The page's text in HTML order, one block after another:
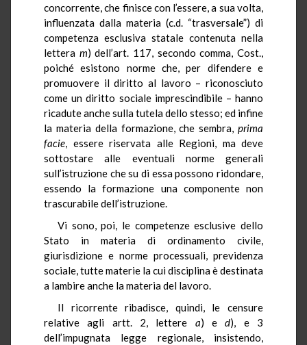
concorrente, che finisce con l’essere, a sua volta,
influenzata dalla materia (c.d. “trasversale”) di
competenza esclusiva statale contenuta nella
lettera m) dell’art. 117, secondo comma, Cost.,
poiché esistono norme che, per difendere e
promuovere il diritto al lavoro – riconosciuto
come un diritto sociale imprescindibile – hanno
ricadute anche sulla tutela dello stesso; ed infine
la materia della formazione, che sembra, prima
facie, essere riservata alle Regioni, ma deve
sottostare alle eventuali norme generali
sull’istruzione che su di essa possono ridondare,
essendo la formazione una componente non
trascurabile dell’istruzione.
Vi sono, poi, le competenze esclusive dello
Stato in materia di ordinamento civile,
giurisdizione e norme processuali, previdenza
sociale, tutte materie la cui disciplina è destinata
a lambire anche la materia del lavoro.
Il ricorrente ribadisce, quindi, le censure
relative agli artt. 2, lettere a) ed), e 3
dell’impugnata legge regionale, insistendo,